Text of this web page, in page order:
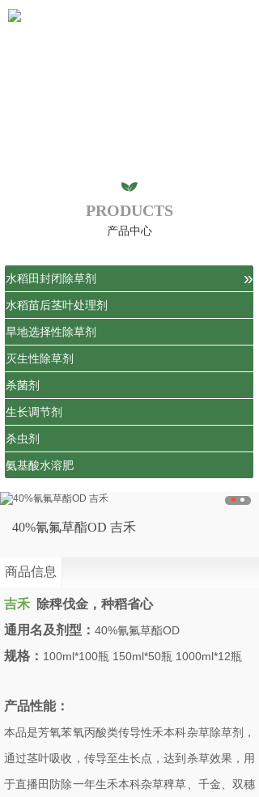
产品中心
PRODUCTS
水稻田封闭除草剂 »
水稻苗后茎叶处理剂
旱地选择性除草剂
灭生性除草剂
杀菌剂
生长调节剂
杀虫剂
氨基酸水溶肥
40%氰氟草酯OD 吉禾
商品信息
吉禾 除稗伐金，种稻省心
通用名及剂型： 40%氰氟草酯OD
规格： 100ml*100瓶 150ml*50瓶 1000ml*12瓶
产品性能：
本品是芳氧苯氧丙酸类传导性禾本科杂草除草剂，
通过茎叶吸收，传导至生长点，达到杀草效果，用
于直播田防除一年生禾本科杂草稗草、千金、双穗